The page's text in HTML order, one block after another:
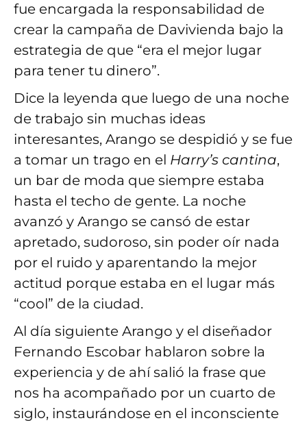
fue encargada la responsabilidad de
crear la campaña de Davivienda bajo la
estrategia de que “era el mejor lugar
para tener tu dinero”.
Dice la leyenda que luego de una noche
de trabajo sin muchas ideas
interesantes, Arango se despidió y se fue
a tomar un trago en el Harry’s cantina,
un bar de moda que siempre estaba
hasta el techo de gente. La noche
avanzó y Arango se cansó de estar
apretado, sudoroso, sin poder oír nada
por el ruido y aparentando la mejor
actitud porque estaba en el lugar más
“cool” de la ciudad.
Al día siguiente Arango y el diseñador
Fernando Escobar hablaron sobre la
experiencia y de ahí salió la frase que
nos ha acompañado por un cuarto de
siglo, instaurándose en el inconsciente